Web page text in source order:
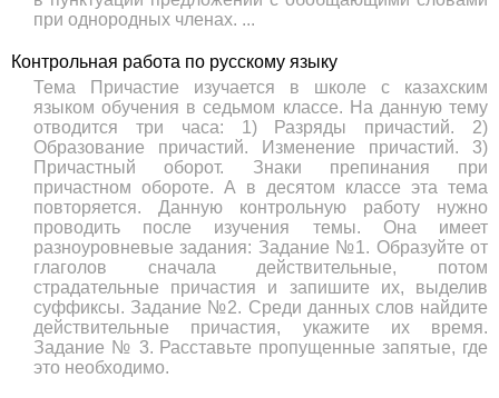
при однородных членах. ...
Контрольная работа по русскому языку
Тема Причастие изучается в школе с казахским
языком обучения в седьмом классе. На данную тему
отводится три часа: 1) Разряды причастий. 2)
Образование причастий. Изменение причастий. 3)
Причастный оборот. Знаки препинания при
причастном обороте. А в десятом классе эта тема
повторяется. Данную контрольную работу нужно
проводить после изучения темы. Она имеет
разноуровневые задания: Задание №1. Образуйте от
глаголов сначала действительные, потом
страдательные причастия и запишите их, выделив
суффиксы. Задание №2. Среди данных слов найдите
действительные причастия, укажите их время.
Задание № 3. Расставьте пропущенные запятые, где
это необходимо.